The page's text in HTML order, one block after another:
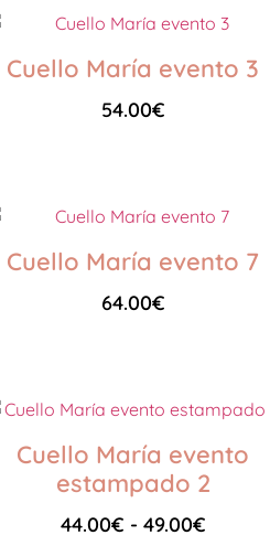
Cuello María evento 3
54.00€
Cuello María evento 7
64.00€
Cuello María evento
estampado 2
44.00€ - 49.00€